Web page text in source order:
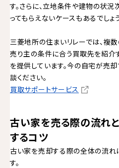
す。さらに、立地条件や建物の状
ってもらえないケースもあるでしょう
三菱地所の住まいリレーでは、複
売り主の条件に合う買取先を紹介
を提供しています。今の自宅が売
談ください。
買取サポートサービス
古い家を売る際の流れ
するコツ
古い家を売却する際の全体の流れ
す。